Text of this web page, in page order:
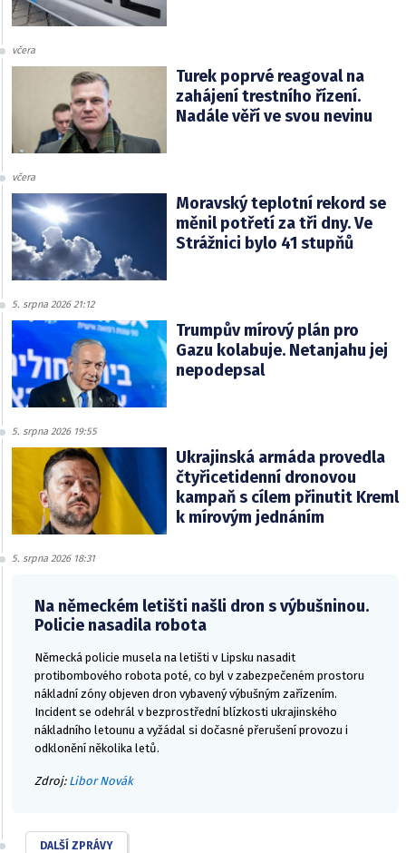
včera
Turek poprvé reagoval na
zahájení trestního řízení.
Nadále věří ve svou nevinu
včera
Moravský teplotní rekord se
měnil potřetí za tři dny. Ve
Strážnici bylo 41 stupňů
5. srpna 2026 21:12
Trumpův mírový plán pro
Gazu kolabuje. Netanjahu jej
nepodepsal
5. srpna 2026 19:55
Ukrajinská armáda provedla
čtyřicetidenní dronovou
kampaň s cílem přinutit Kreml
k mírovým jednáním
5. srpna 2026 18:31
Na německém letišti našli dron s výbušninou.
Policie nasadila robota
Německá policie musela na letišti v Lipsku nasadit
protibombového robota poté, co byl v zabezpečeném prostoru
nákladní zóny objeven dron vybavený výbušným zařízením.
Incident se odehrál v bezprostřední blízkosti ukrajinského
nákladního letounu a vyžádal si dočasné přerušení provozu i
odklonění několika letů.
Zdroj: Libor Novák
DALŠÍ ZPRÁVY